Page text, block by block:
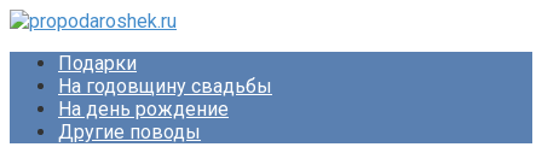
Перейти
контентуПодарки
На годовщину свадьбы
На день рождение
Другие поводы